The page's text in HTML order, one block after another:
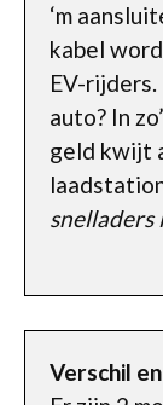
‘m
kabel
EV-
auto? In
geld kwijt
snelladers
Verschil